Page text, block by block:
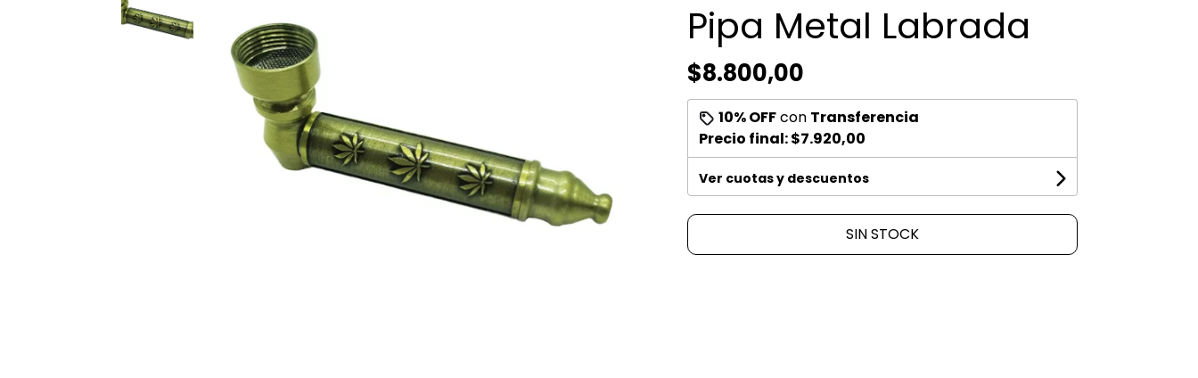
Pipa Metal Labrada
$8.800,00
10% OFFcon Transferencia
Precio final:$7.920,00
Ver cuotas y descuentos
SIN STOCK